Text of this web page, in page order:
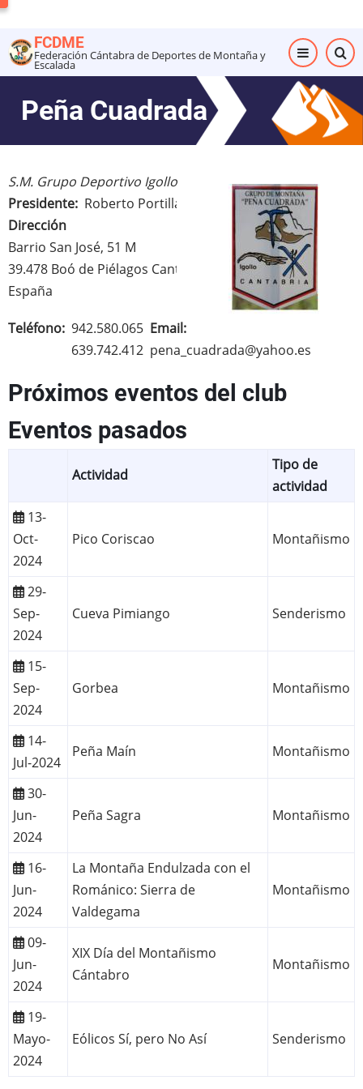
al
contenido
principal
FCDME
Federación Cántabra de Deportes de Montaña y
Escalada
Peña Cuadrada
S.M. Grupo Deportivo Igollo
Presidente Roberto Portilla Ocejo
Dirección
Barrio San José, 51 M
39.478 Boó de Piélagos Cantabria
España
Teléfono 942.580.065
639.742.412
Email
pena_cuadrada@yahoo.es
Próximos eventos del club
Eventos pasados
Actividad
Tipo de
actividad
13-
Oct-
2024
Pico Coriscao Montañismo
29-
Sep-
2024
Cueva Pimiango Senderismo
15-
Sep-
2024
Gorbea Montañismo
14-
Jul-2024
Peña Maín Montañismo
30-
Jun-
2024
Peña Sagra Montañismo
16-
Jun-
2024
La Montaña Endulzada con el
Románico: Sierra de
Valdegama
Montañismo
09-
Jun-
2024
XIX Día del Montañismo
Cántabro
Montañismo
19-
Mayo-
2024
Eólicos Sí, pero No Así Senderismo